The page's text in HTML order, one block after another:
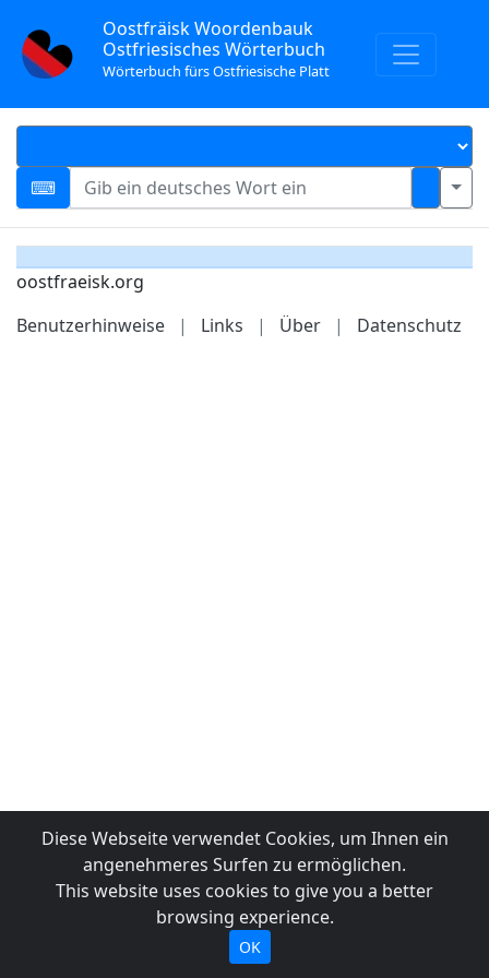
Oostfräisk Woordenbauk
Ostfriesisches Wörterbuch
Wörterbuch fürs Ostfriesische Platt
oostfraeisk.org
Benutzerhinweise
| Links | Über | Datenschutz
Diese Webseite verwendet Cookies, um Ihnen ein
angenehmeres Surfen zu ermöglichen.
This website uses cookies to give you a better
browsing experience.
OK